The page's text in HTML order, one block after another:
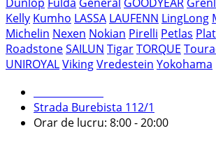
Dunlop Fulda General GOODYEAR
Kelly Kumho LASSA LAUFENN LingLong
Michelin Nexen Nokian Pirelli Petlas
RoadstoneSAILUN TigarTORQUE
UNIROYALVikingVredestein Yokohama
Strada Burebista 112/1
Orar de lucru: 8:00 - 20:00